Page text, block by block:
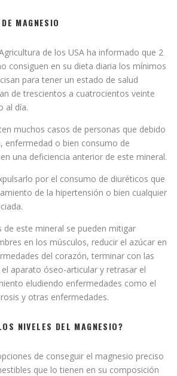
MAGNESIO
de los USA ha informado que 2
consiguen en su dieta diaria los mínimos
para tener un estado de salud
de trescientos a cuatrocientos veinte
al día.
muchos casos de personas que debido
enfermedad o bien consumo de
una deficiencia anterior de este mineral.
por el consumo de diuréticos que
de la hipertensión o bien cualquier
de este mineral se pueden mitigar
en los músculos, reducir el azúcar en
del corazón, terminar con las
aparato óseo-articular y retrasar el
eludiendo enfermedades como el
y otras enfermedades.
NIVELES DEL MAGNESIO?
de conseguir el magnesio preciso
que lo tienen en su composición